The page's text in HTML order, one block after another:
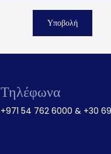
Τηλέφωνα
+971 54 762 6000 & +30